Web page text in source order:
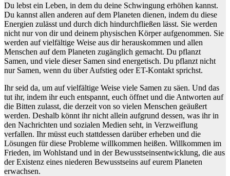
Du lebst ein Leben, in dem du deine Schwingung erhöhen kannst.
Du kannst allen anderen auf dem Planeten dienen, indem du diese
Energien zulässt und durch dich hindurchfließen lässt. Sie werden
nicht nur von dir und deinem physischen Körper aufgenommen. Sie
werden auf vielfältige Weise aus dir herauskommen und allen
Menschen auf dem Planeten zugänglich gemacht. Du pflanzt
Samen, und viele dieser Samen sind energetisch. Du pflanzt nicht
nur Samen, wenn du über Aufstieg oder ET-Kontakt sprichst.
Ihr seid da, um auf vielfältige Weise viele Samen zu säen. Und das
tut ihr, indem ihr euch entspannt, euch öffnet und die Antworten auf
die Bitten zulasst, die derzeit von so vielen Menschen geäußert
werden. Deshalb könnt ihr nicht allein aufgrund dessen, was ihr in
den Nachrichten und sozialen Medien seht, in Verzweiflung
verfallen. Ihr müsst euch stattdessen darüber erheben und die
Lösungen für diese Probleme willkommen heißen. Willkommen im
Frieden, im Wohlstand und in der Bewusstseinsentwicklung, die aus
der Existenz eines niederen Bewusstseins auf eurem Planeten
erwachsen.